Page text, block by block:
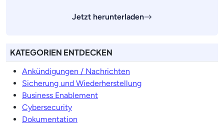
Jetzt herunterladen
KATEGORIEN ENTDECKEN
Ankündigungen / Nachrichten
Sicherung und Wiederherstellung
Business Enablement
Cybersecurity
Dokumentation